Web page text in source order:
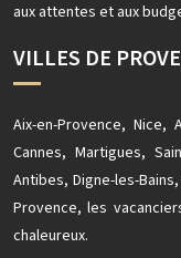
aux attentes et aux
VILLES DE
Aix-en-Provence, Nice,
Cannes, Martigues,
Antibes, Digne-les-
Provence, les
chaleureux.